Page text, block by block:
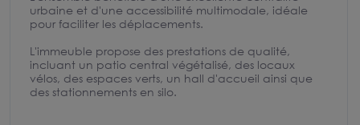
urbaine et d'une accessibilité multimodale, idéale
pour faciliter les déplacements.
L'immeuble propose des prestations de qualité,
incluant un patio central végétalisé, des locaux
vélos, des espaces verts, un hall d'accueil ainsi que
des stationnements en silo.